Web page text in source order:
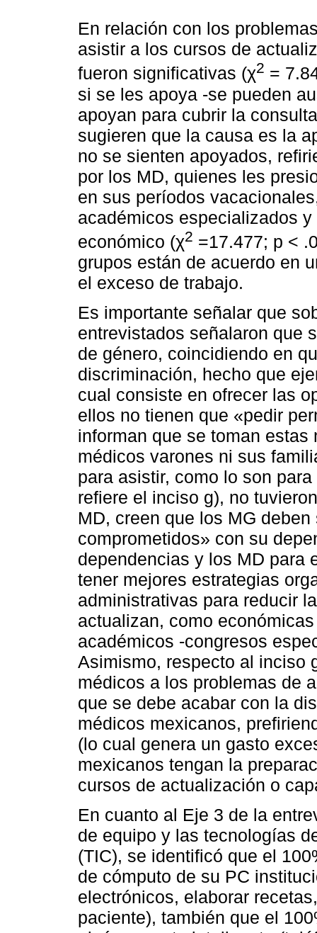
En relación con los
asistir a los cursos de
fueron significativas (χ2 =
si se les apoya -se pueden
apoyan para cubrir la
sugieren que la causa es la
no se sienten apoyados,
por los MD, quienes les
en sus períodos
académicos especializados
económico (χ2 =17.477; p <
grupos están de acuerdo en
el exceso de trabajo.
Es importante señalar que
entrevistados señalaron que
de género, coincidiendo en
discriminación, hecho que
cual consiste en ofrecer las
ellos no tienen que «pedir
informan que se toman
médicos varones ni sus
para asistir, como lo son
refiere el inciso g), no
MD, creen que los MG
comprometidos» con su
dependencias y los MD para
tener mejores estrategias
administrativas para reducir
actualizan, como
académicos -congresos
Asimismo, respecto al inciso
médicos a los problemas de
que se debe acabar con la
médicos mexicanos,
(lo cual genera un gasto
mexicanos tengan la
cursos de actualización o
En cuanto al Eje 3 de la
de equipo y las tecnologías
(TIC), se identificó que el
de cómputo de su PC
electrónicos, elaborar
paciente), también que el